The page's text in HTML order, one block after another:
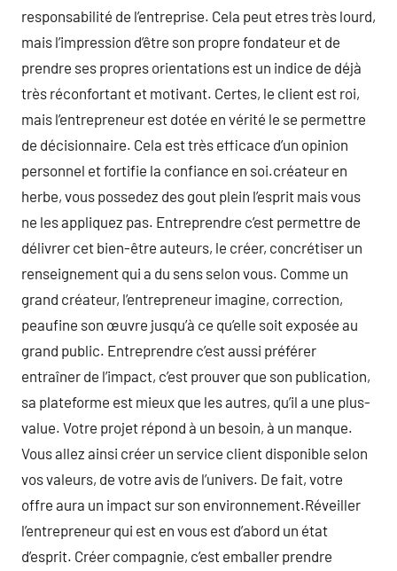
responsabilité de l’entreprise. Cela peut etres très lourd,
mais l’impression d’être son propre fondateur et de
prendre ses propres orientations est un indice de déjà
très réconfortant et motivant. Certes, le client est roi,
mais l’entrepreneur est dotée en vérité le se permettre
de décisionnaire. Cela est très efficace d’un opinion
personnel et fortifie la confiance en soi.créateur en
herbe, vous possedez des gout plein l’esprit mais vous
ne les appliquez pas. Entreprendre c’est permettre de
délivrer cet bien-être auteurs, le créer, concrétiser un
renseignement qui a du sens selon vous. Comme un
grand créateur, l’entrepreneur imagine, correction,
peaufine son œuvre jusqu’à ce qu’elle soit exposée au
grand public. Entreprendre c’est aussi préférer
entraîner de l’impact, c’est prouver que son publication,
sa plateforme est mieux que les autres, qu’il a une plus-
value. Votre projet répond à un besoin, à un manque.
Vous allez ainsi créer un service client disponible selon
vos valeurs, de votre avis de l’univers. De fait, votre
offre aura un impact sur son environnement.Réveiller
l’entrepreneur qui est en vous est d’abord un état
d’esprit. Créer compagnie, c’est emballer prendre